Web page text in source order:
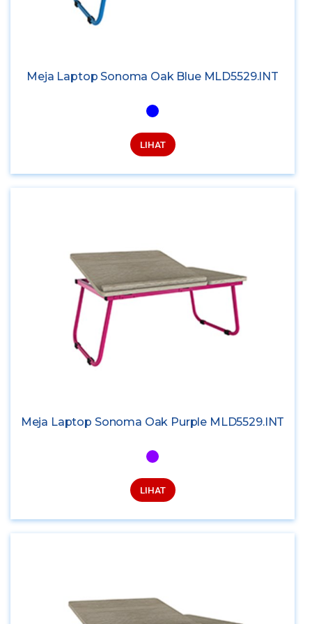
Meja Laptop Sonoma Oak Blue MLD5529.INT
LIHAT
Meja Laptop Sonoma Oak Purple MLD5529.INT
LIHAT